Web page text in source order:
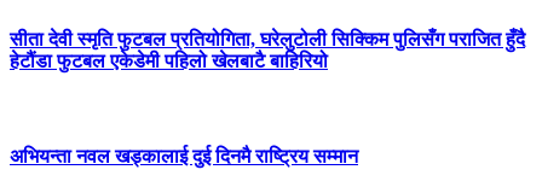
सीता देवी स्मृति फुटबल प्रतियोगिता, घरेलुटोली सिक्किम पुलिसँग पराजित हुँदै
हेटौंडा फुटबल एकेडेमी पहिलो खेलबाटै बाहिरियो
अभियन्ता नवल खड्कालाई दुई दिनमै राष्ट्रिय सम्मान